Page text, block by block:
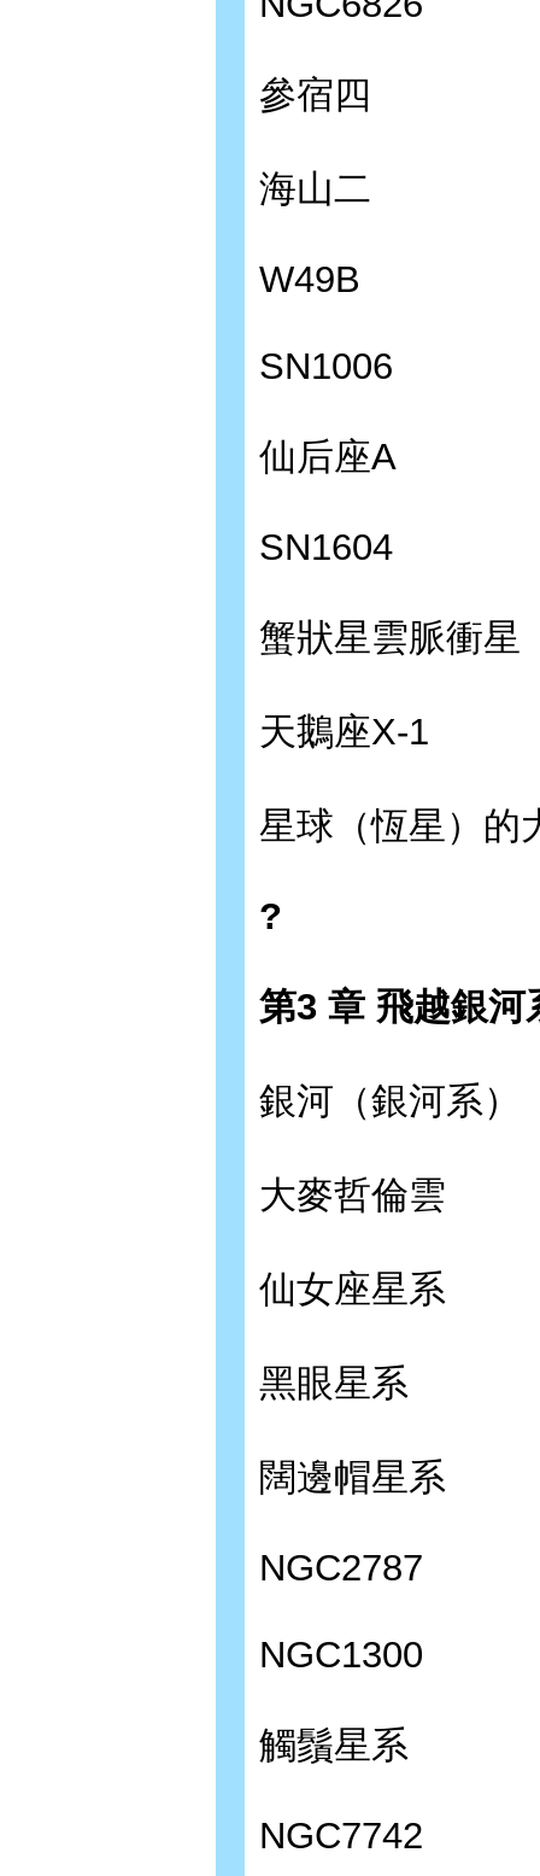
參宿四
海山二
W49B
SN1006
仙后座A
SN1604
蟹狀星雲脈衝星
天鵝座X-1
星球（恆星）的
?
第3 章 飛越銀河
銀河（銀河系）
大麥哲倫雲
仙女座星系
黑眼星系
闊邊帽星系
NGC2787
NGC1300
觸鬚星系
NGC7742